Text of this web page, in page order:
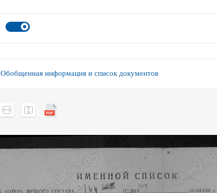
Обобщенная информация и список документов